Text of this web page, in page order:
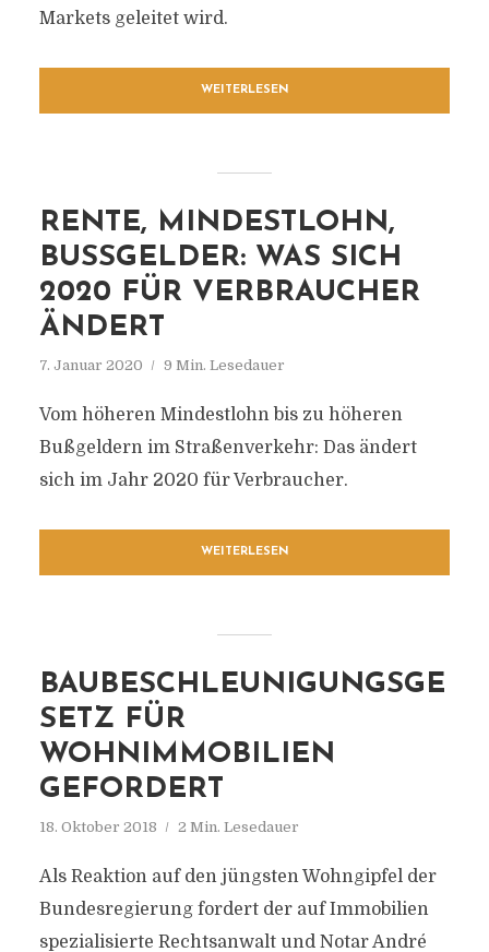
Markets geleitet wird.
WEITERLESEN
RENTE, MINDESTLOHN,
BUSSGELDER: WAS SICH 2
020 FÜR VERBRAUCHER Ä
NDERT
7. Januar 2020 9 Min. Lesedauer
Vom höheren Mindestlohn bis zu höheren
Bußgeldern im Straßenverkehr: Das ändert
sich im Jahr 2020 für Verbraucher.
WEITERLESEN
BAUBESCHLEUNIGUNGSGE
SETZ FÜR
WOHNIMMOBILIEN
GEFORDERT
18. Oktober 2018 2 Min. Lesedauer
Als Reaktion auf den jüngsten Wohngipfel der
Bundesregierung fordert der auf Immobilien
spezialisierte Rechtsanwalt und Notar André